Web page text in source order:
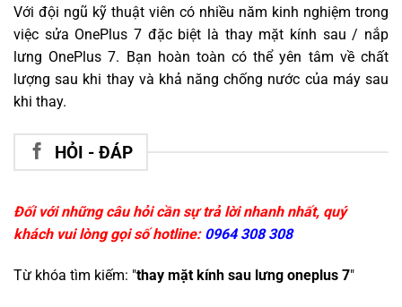
Với đội ngũ kỹ thuật viên có nhiều năm kinh nghiệm trong
việc sửa OnePlus 7 đặc biệt là thay mặt kính sau / nắp
lưng OnePlus 7. Bạn hoàn toàn có thể yên tâm về chất
lượng sau khi thay và khả năng chống nước của máy sau
khi thay.
HỎI - ĐÁP
Đối với những câu hỏi cần sự trả lời nhanh nhất, quý
khách vui lòng gọi số hotline: 0964 308 308
Từ khóa tìm kiếm: "thay mặt kính sau lưng oneplus 7"